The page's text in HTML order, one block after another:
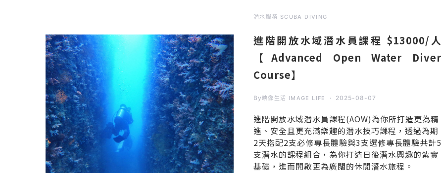
潛水服務 SCUBA DIVING
進階開放水域潛水員課程 $13000/人
【Advanced Open Water Diver
Course】
By 映像生活 IMAGE LIFE 2025-08-07
進階開放水域潛水員課程(AOW)為你所打造更為精
進、安全且更充滿樂趣的潛水技巧課程，透過為期
2天搭配2支必修專長體驗與3支選修專長體驗共計5
支潛水的課程組合，為你打造日後潛水興趣的紮實
基礎，進而開啟更為廣闊的休閒潛水旅程。